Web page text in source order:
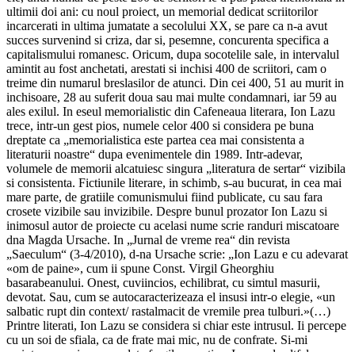
ultimii doi ani: cu noul proiect, un memorial dedicat scriitorilor
incarcerati in ultima jumatate a secolului XX, se pare ca n-a avut
succes survenind si criza, dar si, pesemne, concurenta specifica a
capitalismului romanesc. Oricum, dupa socotelile sale, in intervalul
amintit au fost anchetati, arestati si inchisi 400 de scriitori, cam o
treime din numarul breslasilor de atunci. Din cei 400, 51 au murit in
inchisoare, 28 au suferit doua sau mai multe condamnari, iar 59 au
ales exilul. In eseul memorialistic din Cafeneaua literara, Ion Lazu
trece, intr-un gest pios, numele celor 400 si considera pe buna
dreptate ca „memorialistica este partea cea mai consistenta a
literaturii noastre“ dupa evenimentele din 1989. Intr-adevar,
volumele de memorii alcatuiesc singura „literatura de sertar“ vizibila
si consistenta. Fictiunile literare, in schimb, s-au bucurat, in cea mai
mare parte, de gratiile comunismului fiind publicate, cu sau fara
crosete vizibile sau invizibile. Despre bunul prozator Ion Lazu si
inimosul autor de proiecte cu acelasi nume scrie randuri miscatoare
dna Magda Ursache. In „Jurnal de vreme rea“ din revista
„Saeculum“ (3-4/2010), d-na Ursache scrie: „Ion Lazu e cu adevarat
«om de paine», cum ii spune Const. Virgil Gheorghiu
basarabeanului. Onest, cuviincios, echilibrat, cu simtul masurii,
devotat. Sau, cum se autocaracterizeaza el insusi intr-o elegie, «un
salbatic rupt din context/ rastalmacit de vremile prea tulburi.»(…)
Printre literati, Ion Lazu se considera si chiar este intrusul. Ii percepe
cu un soi de sfiala, ca de frate mai mic, nu de confrate. Si-mi